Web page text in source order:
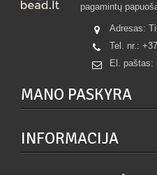
pagamintų
Adresas:
Tel. nr.:
El. paštas:
MANO PASKYRA
INFORMACIJA